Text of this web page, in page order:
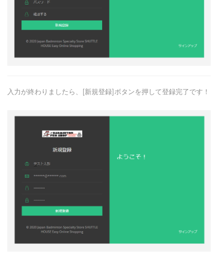
入力が終わりましたら、[新規登録]ボタンを押して登録完了です！